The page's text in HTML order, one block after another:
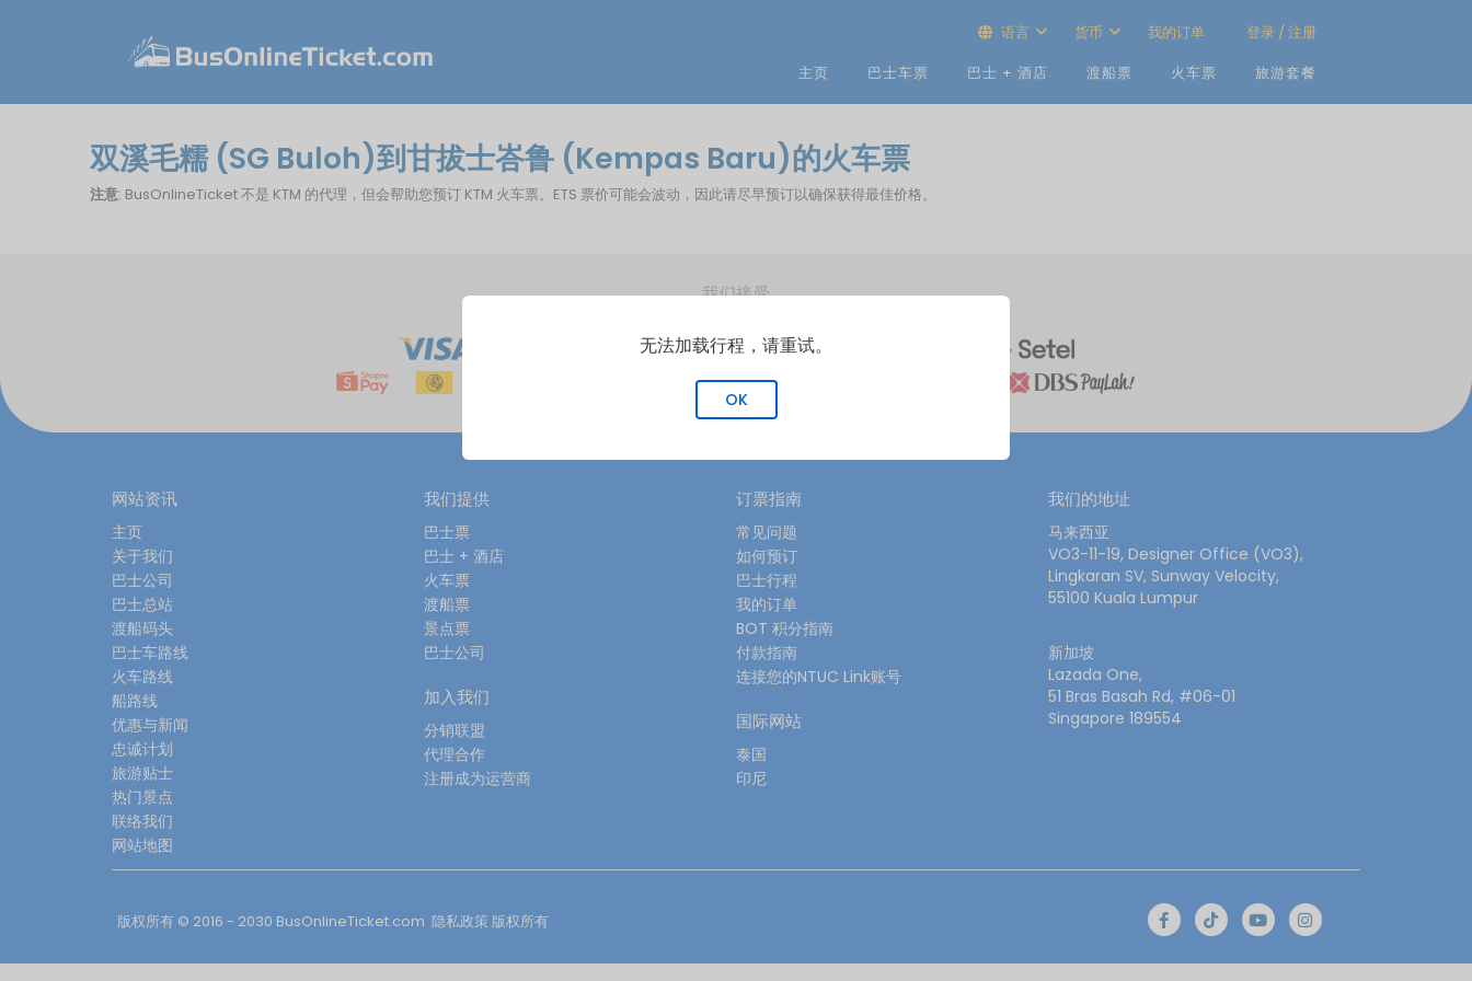
语言 货币 我的订单
登录 / 注册
主页
巴士车票 巴士 + 酒店 渡船票 火车票 旅游套餐
双溪毛糯 (SG Buloh)到甘拔士峇鲁 (Kempas Baru)的火车票
注意: BusOnlineTicket 不是 KTM 的代理，但会帮助您预订 KTM 火车票。ETS 票价可能会波动，因此请尽早预订以确保获得最佳价格。
我们接受
网站资讯
主页
关于我们
巴士公司
巴士总站
渡船码头
巴士车路线
火车路线
船路线
优惠与新闻
忠诚计划
旅游贴士
热门景点
联络我们
网站地图
我们提供
巴士票
巴士 + 酒店
火车票
渡船票
景点票
巴士公司
加入我们
分销联盟
代理合作
注册成为运营商
订票指南
常见问题
如何预订
巴士行程
我的订单
BOT 积分指南
付款指南
连接您的NTUC Link账号
国际网站
泰国
印尼
我们的地址
马来西亚
VO3-11-19, Designer Office (VO3),
Lingkaran SV, Sunway Velocity,
55100 Kuala Lumpur
新加坡
Lazada One,
51 Bras Basah Rd, #06-01
Singapore 189554
版权所有 © 2016 - 2030 BusOnlineTicket.com 隐私政策 版权所有
无法加载行程，请重试。
OK